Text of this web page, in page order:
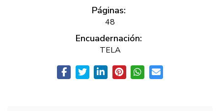
Páginas:
48
Encuadernación:
TELA